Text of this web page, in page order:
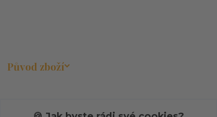
Původ zboží